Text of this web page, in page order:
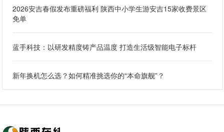
2026安吉春假发布重磅福利 陕西中小学生游安吉15家收费景区
免单
蓝手科技：以研发精度铸产品温度 打造生活级智能电子标杆
新年换机怎么选？如何精准挑选你的“本命旗舰”？